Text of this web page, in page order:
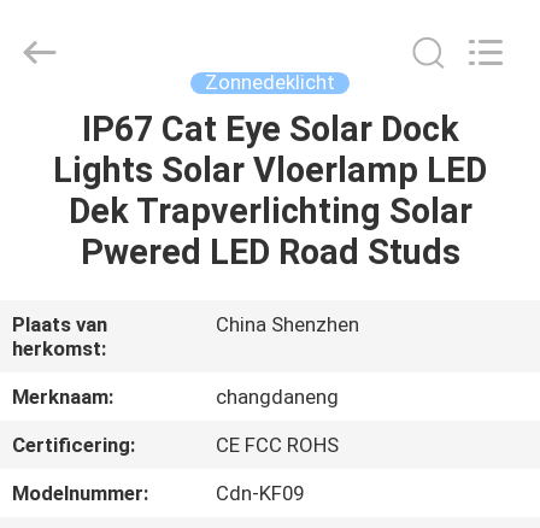
PRODUCTEN
ONS
FABRIEKSRONDLEIDING
KWALITEITSCONTROLE
Ltd..
Zonnedeklicht
IP67 Cat Eye Solar Dock
Lights Solar Vloerlamp LED
Dek Trapverlichting Solar
Pwered LED Road Studs
Plaats van
herkomst:
China Shenzhen
Merknaam:
changdaneng
Certificering:
CE FCC ROHS
Modelnummer:
Cdn-KF09